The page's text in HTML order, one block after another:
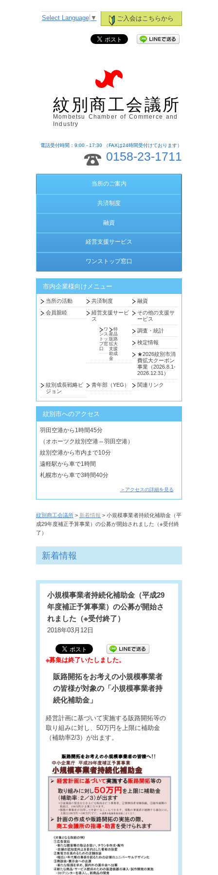
ご入会はこちらから
Select Language ▼
紋別商工会議所
Mombetsu Chamber of Commerce and
Industry
電話受付時間：9:00 - 17:30 （FAXは24時間受付けております）
0158-23-1711
当所のご案内
共済制度
融資
経営支援サービス
ワンストップ窓口
市内企業様向けメニュー
当所の活動 共済制度
融資
会員親睦
経営支援サービ
ス
ワ
ンス
トッ
プ窓
口
特
産品
販路
拡大
支援
助成
金
その他の支援サ
ービス
調査・統計
検定情報
★2026紋別市消
費拡大クーポン
事業（2026.8.1-
2026.12.31）
紋別成長戦略ビ
ジョン
青年部（YEG） 関連リンク
紋別市へのアクセス
羽田空港から1時間45分
（オホーツク紋別空港⇔羽田空港）
紋別空港から市内まで10分
遠軽駅から車で1時間
札幌市から車で3時間40分
＞アクセスの詳細を見る
紋別商工会議所 > 新着情報 > 小規模事業者持続化補助金（平
成29年度補正予算事業）の公募が開始されました（※受付終
了）
新着情報
小規模事業者持続化補助金（平成29
年度補正予算事業）の公募が開始さ
れました（※受付終了）
2018年03月12日
※募集は終了いたしました。
販路開拓をお考えの小規模事業者
の皆様が対象の「小規模事業者持
続化補助金」
経営計画に基づいて実施する販路開拓等の
取り組みに対し、50万円を上限に補助金
（補助率2/3）が出ます。